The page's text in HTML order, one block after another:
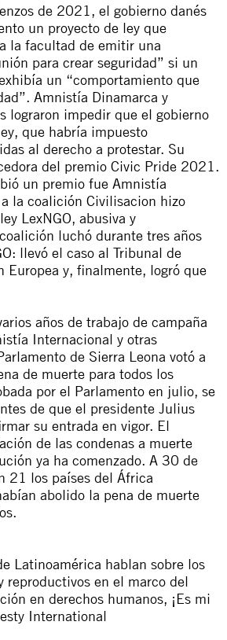
de 2021, el gobierno danés
un proyecto de ley que
la facultad de emitir una
para crear seguridad” si un
un “comportamiento que
Amnistía Dinamarca y
lograron impedir que el gobierno
que habría impuesto
al derecho a protestar. Su
del premio Civic Pride 2021 .
un premio fue Amnistía
la coalición Civilisacion hizo
LexNGO, abusiva y
luchó durante tres años
llevó el caso al Tribunal de
Europea y, finalmente, logró que
años de trabajo de campaña
Internacional y otras
de Sierra Leona votó a
de muerte para todos los
por el Parlamento en julio, se
de que el presidente Julius
su entrada en vigor. El
de las condenas a muerte
ya ha comenzado. A 30 de
21 los países del África
abolido la pena de muerte
Latinoamérica hablan sobre los
reproductivos en el marco del
en derechos humanos, ¡Es mi
International